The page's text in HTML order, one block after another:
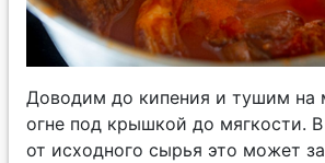
Доводим до кипения и тушим на
огне под крышкой до мягкости.
от исходного сырья это может